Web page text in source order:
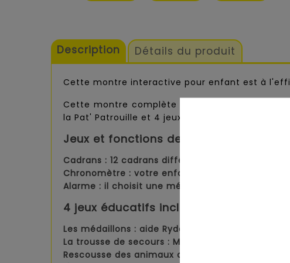
Description Détails du produit
Cette montre interactive pour enfant est à
Cette montre complète comprend des
la Pat' Patrouille et 4 jeux ludiques et éducatifs !
Jeux et fonctions de cette montre pour
Cadrans : 12 cadrans différents.
Chronomètre : votre enfant peut utiliser le
Alarme : il choisit une mélodie pour son alarme.
4 jeux éducatifs inclus dans la montre :
Les médaillons : aide Ryder à retrouver les
La trousse de secours : Marcus doit soigner
Rescousse des animaux de la ferme :